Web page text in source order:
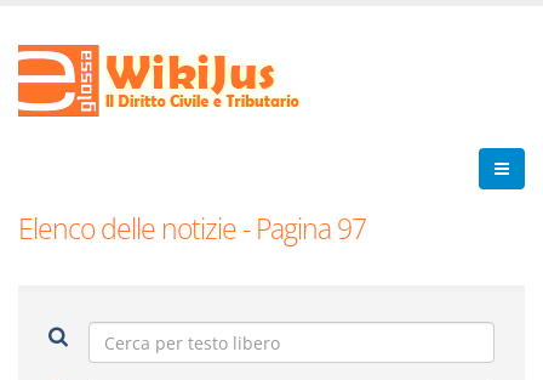
Elenco delle notizie - Pagina 97